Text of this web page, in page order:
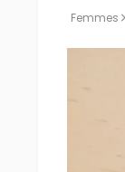
Femmes